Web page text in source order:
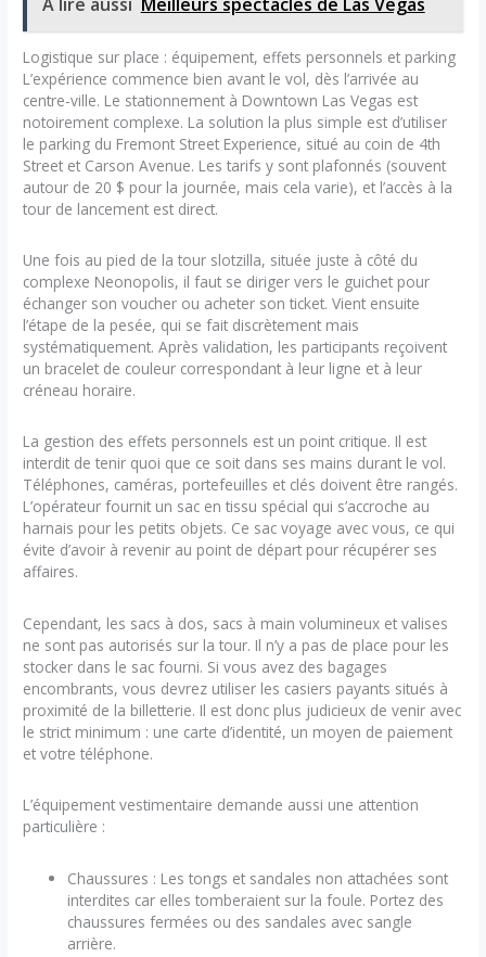
A lire aussi Meilleurs spectacles de Las Vegas
Logistique sur place : équipement, effets personnels et parking
L’expérience commence bien avant le vol, dès l’arrivée au
centre-ville. Le stationnement à Downtown Las Vegas est
notoirement complexe. La solution la plus simple est d’utiliser
le parking du Fremont Street Experience, situé au coin de 4th
Street et Carson Avenue. Les tarifs y sont plafonnés (souvent
autour de 20 $ pour la journée, mais cela varie), et l’accès à la
tour de lancement est direct.
Une fois au pied de la tour slotzilla, située juste à côté du
complexe Neonopolis, il faut se diriger vers le guichet pour
échanger son voucher ou acheter son ticket. Vient ensuite
l’étape de la pesée, qui se fait discrètement mais
systématiquement. Après validation, les participants reçoivent
un bracelet de couleur correspondant à leur ligne et à leur
créneau horaire.
La gestion des effets personnels est un point critique. Il est
interdit de tenir quoi que ce soit dans ses mains durant le vol.
Téléphones, caméras, portefeuilles et clés doivent être rangés.
L’opérateur fournit un sac en tissu spécial qui s’accroche au
harnais pour les petits objets. Ce sac voyage avec vous, ce qui
évite d’avoir à revenir au point de départ pour récupérer ses
affaires.
Cependant, les sacs à dos, sacs à main volumineux et valises
ne sont pas autorisés sur la tour. Il n’y a pas de place pour les
stocker dans le sac fourni. Si vous avez des bagages
encombrants, vous devrez utiliser les casiers payants situés à
proximité de la billetterie. Il est donc plus judicieux de venir avec
le strict minimum : une carte d’identité, un moyen de paiement
et votre téléphone.
L’équipement vestimentaire demande aussi une attention
particulière :
Chaussures : Les tongs et sandales non attachées sont
interdites car elles tomberaient sur la foule. Portez des
chaussures fermées ou des sandales avec sangle
arrière.